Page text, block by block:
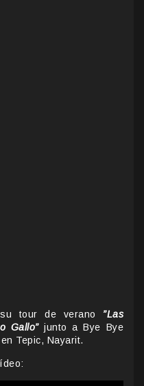
tour de verano ”Las
Gallo”junto a Bye Bye
Tepic, Nayarit.